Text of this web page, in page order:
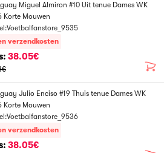
Miguel Almiron #10 Uit tenue Dames WK
Korte Mouwen
verzendkosten
38.05€
Julio Enciso #19 Thuis tenue Dames WK
Korte Mouwen
verzendkosten
38.05€